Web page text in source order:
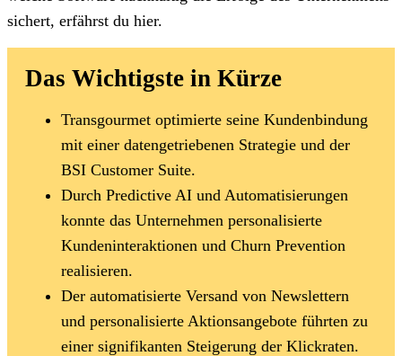
sichert, erfährst du hier.
Das Wichtigste in Kürze
Transgourmet optimierte seine Kundenbindung
mit einer datengetriebenen Strategie und der
BSI Customer Suite.
Durch Predictive AI und Automatisierungen
konnte das Unternehmen personalisierte
Kundeninteraktionen und Churn Prevention
realisieren.
Der automatisierte Versand von Newslettern
und personalisierte Aktionsangebote führten zu
einer signifikanten Steigerung der Klickraten.